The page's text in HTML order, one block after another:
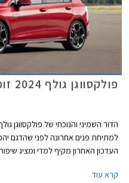
פולקסווגן גולף 2024 זוכה למתיחת פנים
למתיחת פנים אחרונה לפני שהדגם
העדכון האחרון מקיף למדי ומציג
מוותרת על תיבת ההילוכים הידנית
קרא עוד